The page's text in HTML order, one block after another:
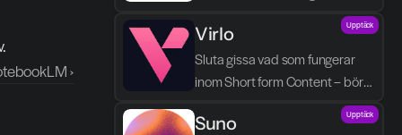
›
processen blir enklare, tydligare
och mindre tidskrävande.
Virlo
Sluta gissa vad som fungerar
inom Short form Content – börja
Upptäck
Suno Upptäck